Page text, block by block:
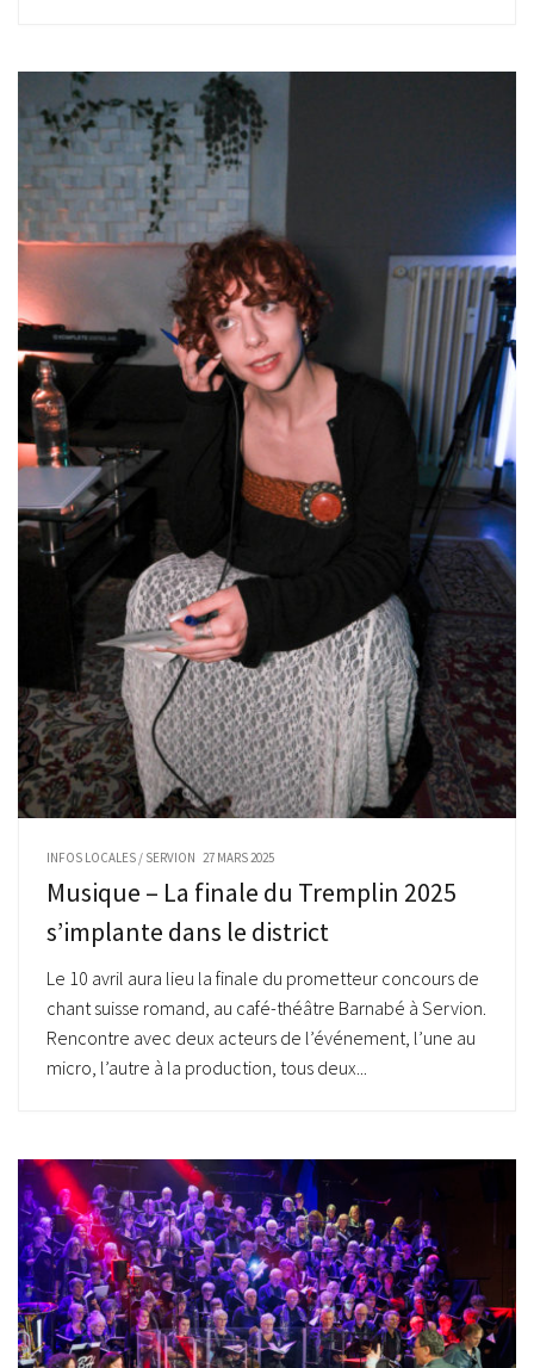
INFOS LOCALES / SERVION 27 MARS 2025
Musique – La finale du Tremplin 2025
s’implante dans le district
Le 10 avril aura lieu la finale du prometteur concours de
chant suisse romand, au café-théâtre Barnabé à Servion.
Rencontre avec deux acteurs de l’événement, l’une au
micro, l’autre à la production, tous deux...